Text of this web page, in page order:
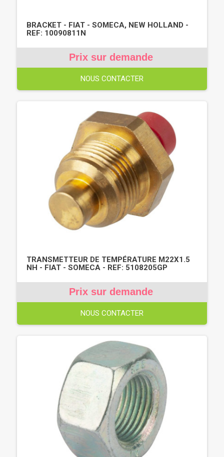
BRACKET - FIAT - SOMECA, NEW HOLLAND -
REF: 10090811N
Prix sur demande
NOUS CONTACTER
TRANSMETTEUR DE TEMPÉRATURE M22X1.5
NH - FIAT - SOMECA - REF: 5108205GP
Prix sur demande
NOUS CONTACTER